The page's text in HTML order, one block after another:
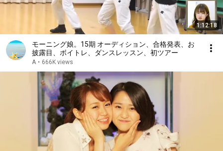
1:12:18
モーニング娘。15期 オーディション、合格発表、お
披露目、ボイトレ、ダンスレッスン、初ツアー
A • 666K views